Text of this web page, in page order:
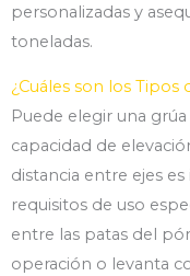
personalizadas y
toneladas.
¿Cuáles son los Tipos
Puede elegir una
capacidad de
distancia entre ejes
requisitos de uso
entre las patas del
operación o levanta